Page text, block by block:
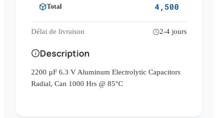
Total 4,500
Délai de livraison 2-4 jours
Description
2200 µF 6.3 V Aluminum Electrolytic Capacitors
Radial, Can 1000 Hrs @ 85°C